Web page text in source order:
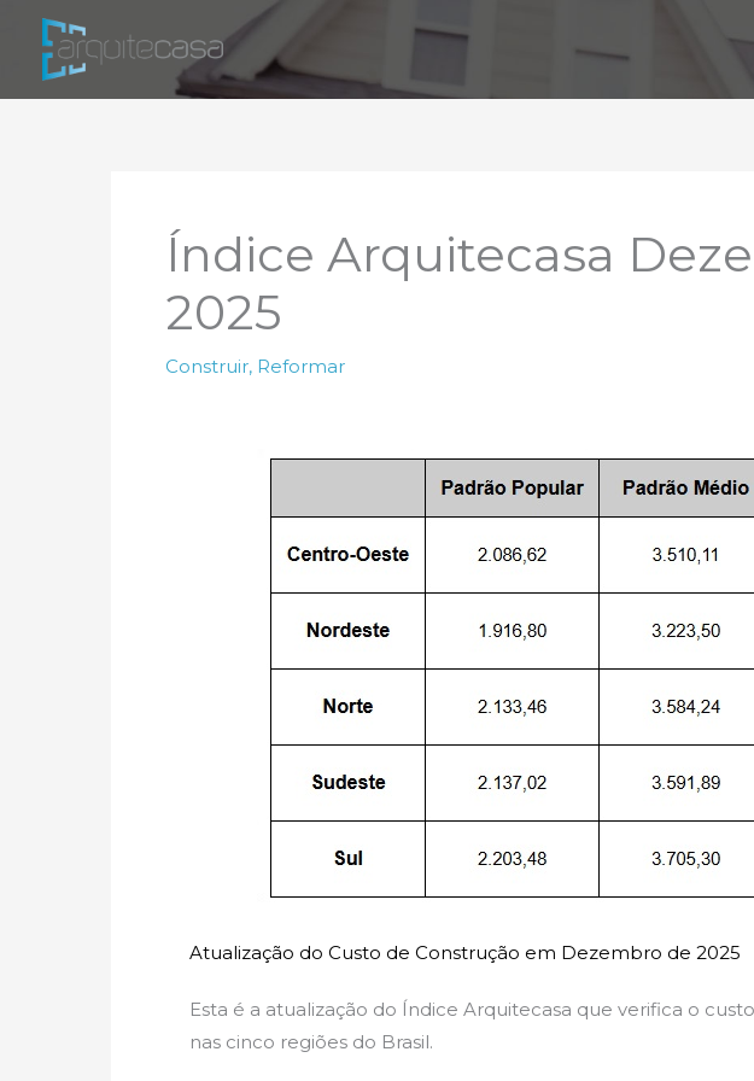
Índice Arquitecasa
2025
Construir, Reformar
Atualização do Custo de Construção em Dezembro de 2025
Esta é a atualização do Índice Arquitecasa que verifica o
nas cinco regiões do Brasil.